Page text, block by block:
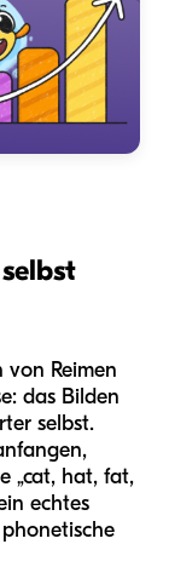
Reimen
das Bilden
selbst.
„cat, hat, fat,
echtes